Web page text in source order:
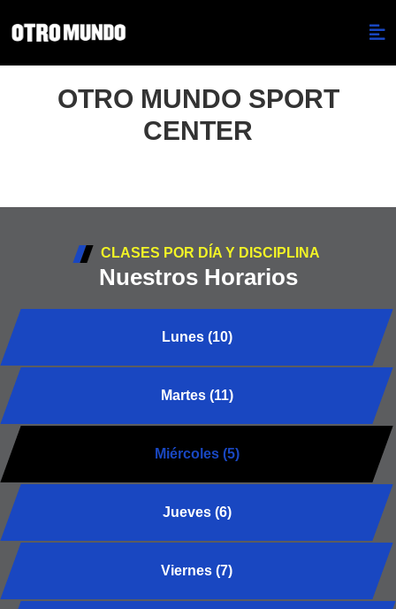
OTRO MUNDO SPORT
CENTER
CLASES POR DÍA Y DISCIPLINA
Nuestros Horarios
Lunes (10)
Martes (11)
Miércoles (5)
Jueves (6)
Viernes (7)